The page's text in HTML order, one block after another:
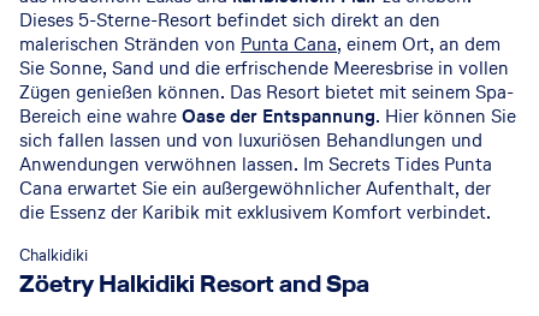
Dieses 5-Sterne-Resort befindet sich direkt an den
malerischen Stränden von Punta Cana, einem Ort, an dem
Sie Sonne, Sand und die erfrischende Meeresbrise in vollen
Zügen genießen können. Das Resort bietet mit seinem Spa-
Bereich eine wahreOaseder Entspannung. Hier können Sie
sich fallen lassen und von luxuriösen Behandlungen und
Anwendungen verwöhnen lassen. Im Secrets Tides Punta
Cana erwartet Sie ein außergewöhnlicher Aufenthalt, der
die Essenz der Karibik mit exklusivem Komfort verbindet.
© Zöetry Halkidiki Resort and Spa
Chalkidiki
Zöetry Halkidiki Resort and Spa